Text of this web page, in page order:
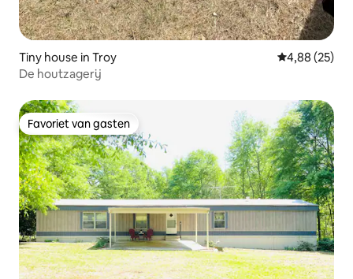
Tiny house in Troy Gemiddelde
4,88 (25)
De houtzagerij
Favoriet van gasten
Favoriet van gasten